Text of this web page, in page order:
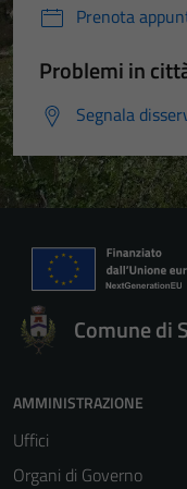
Prenota
Problemi in
Segnala
Comune di
AMMINISTRAZIONE
Uffici
Organi di Governo